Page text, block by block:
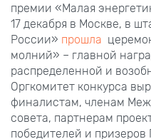
премии «Малая
17 декабря в Москве, в
России» прошла
молний» – главной
распределенной и
Оргкомитет конкурса
финалистам, членам
совета, партнерам
победителей и